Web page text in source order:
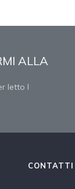
ALLA
letto l
CONTATTI